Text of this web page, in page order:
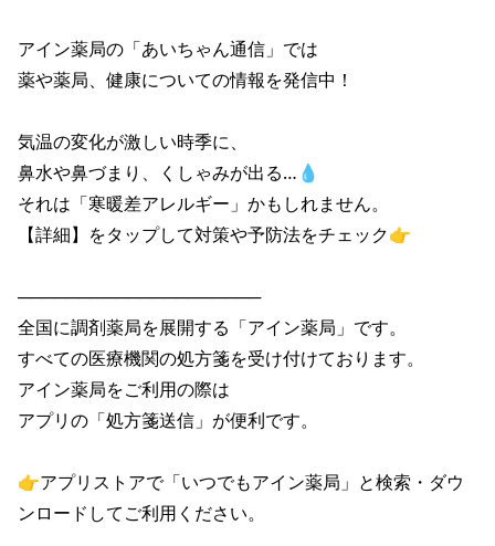
アイン薬局の「あいちゃん通信」では
薬や薬局、健康についての情報を発信中！
気温の変化が激しい時季に、
鼻水や鼻づまり、くしゃみが出る…💧
それは「寒暖差アレルギー」かもしれません。
【詳細】をタップして対策や予防法をチェック👉
────────────────────
全国に調剤薬局を展開する「アイン薬局」です。
すべての医療機関の処方箋を受け付けております。
アイン薬局をご利用の際は
アプリの「処方箋送信」が便利です。
👉アプリストアで「いつでもアイン薬局」と検索・ダウ
ンロードしてご利用ください。